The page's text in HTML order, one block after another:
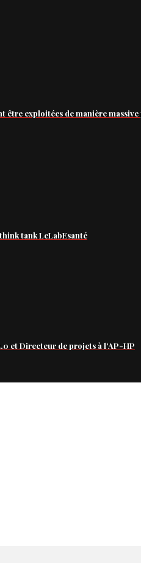
être exploitées de manière
tank LeLabEsanté
et Directeur de projets à l’AP-HP